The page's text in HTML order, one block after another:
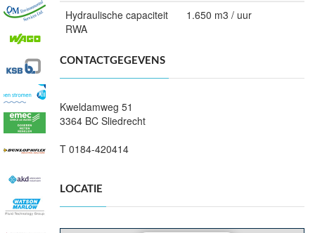
Hydraulische capaciteit
RWA
1.650 m3 / uur
CONTACTGEGEVENS
Kweldamweg 51
3364 BC Sliedrecht
T 0184-420414
LOCATIE